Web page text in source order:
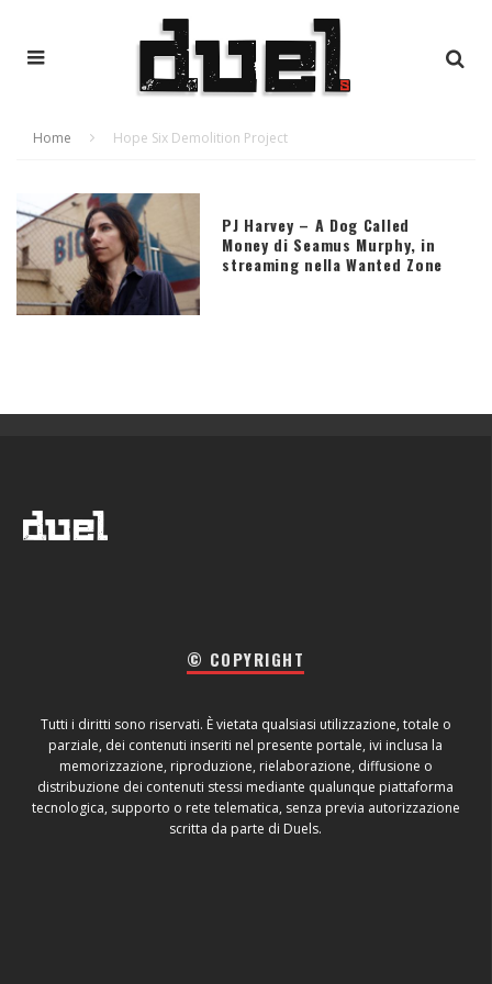
Home Hope Six Demolition Project
PJ Harvey – A Dog Called
Money di Seamus Murphy, in
streaming nella Wanted Zone
© COPYRIGHT
Tutti i diritti sono riservati. È vietata qualsiasi utilizzazione, totale o
parziale, dei contenuti inseriti nel presente portale, ivi inclusa la
memorizzazione, riproduzione, rielaborazione, diffusione o
distribuzione dei contenuti stessi mediante qualunque piattaforma
tecnologica, supporto o rete telematica, senza previa autorizzazione
scritta da parte di Duels.